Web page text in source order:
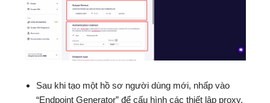
Sau khi tạo một hồ sơ người dùng mới, nhấp vào
“Endpoint Generator” để cấu hình các thiết lập proxy.